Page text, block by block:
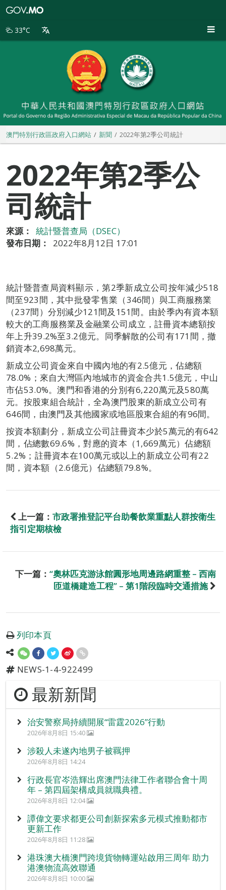
別
33°C
澳門特別行政區政府入口網站 新聞 2022年第2季公司統計
2022年第2季公
司統計
來源：
統計暨普查局（DSEC）
發布日期：
2022年8月12日 17:01
統計暨普查局資料顯示，第2季新成立公司按年減少518
間至923間，其中批發零售業（346間）與工商服務業
（237間）分別減少121間及151間。由於季內有資本額
較大的工商服務業及金融業公司成立，註冊資本總額按
年上升39.2%至3.2億元。同季解散的公司有171間，撤
銷資本2,698萬元。
新成立公司資金來自中國內地的有2.5億元，佔總額
78.0%；來自大灣區內地城市的資金合共1.5億元，中山
市佔53.0%。澳門和香港的分別有6,220萬元及580萬
元。按股東組合統計，全為澳門股東的新成立公司有
646間，由澳門及其他國家或地區股東合組的有96間。
按資本額劃分，新成立公司註冊資本少於5萬元的有642
間，佔總數69.6%，對應的資本（1,669萬元）佔總額
5.2%；註冊資本在100萬元或以上的新成立公司有22
間，資本額（2.6億元）佔總額79.8%。
上一篇： 市政署推登記平台助餐飲業重點人群按衛生
指引定期核檢
下一篇： “奧林匹克游泳館圓形地周邊路網重整 – 西南
匝道橋建造工程” – 第1階段臨時交通措施
列印本頁
NEWS-1-4-922499
最新新聞
治安警察局持續開展“雷霆2026”行動
2026年8月8日 15:40
涉殺人未遂內地男子被羈押
2026年8月8日 14:24
行政長官岑浩輝出席澳門法律工作者聯合會十周
年 – 第四屆架構成員就職典禮。
2026年8月8日 12:04
譚偉文要求都更公司創新探索多元模式推動都市
更新工作
2026年8月8日 11:28
港珠澳大橋澳門跨境貨物轉運站啟用三周年 助力
港澳物流高效聯通
2026年8月8日 10:00